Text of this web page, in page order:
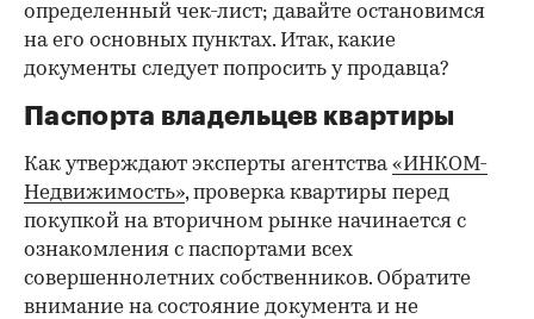
определенный чек-лист; давайте остановимся
на его основных пунктах. Итак, какие
документы следует попросить у продавца?
Паспорта владельцев квартиры
Как утверждают эксперты агентства«ИНКОМ-
Недвижимость», проверка квартиры перед
покупкой на вторичном рынке начинается с
ознакомления с паспортами всех
совершеннолетних собственников. Обратите
внимание на состояние документа и не